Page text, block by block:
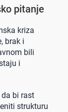
pitanje
kriza
brak i
bili
i
bi rast
strukturu